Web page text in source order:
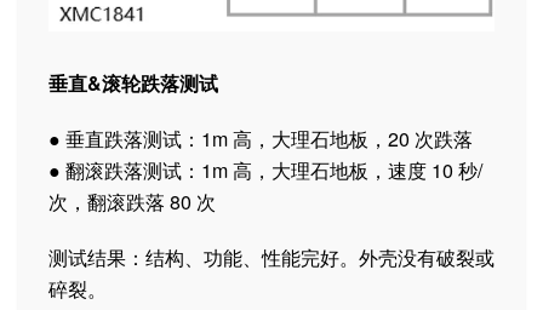
垂直&滚轮跌落测试
● 垂直跌落测试：1m 高，大理石地板，20 次跌落
● 翻滚跌落测试：1m 高，大理石地板，速度 10 秒/
次，翻滚跌落 80 次
测试结果：结构、功能、性能完好。外壳没有破裂或
碎裂。